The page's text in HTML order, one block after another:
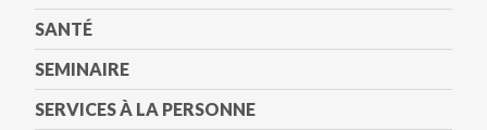
SANTÉ
SEMINAIRE
SERVICES À LA PERSONNE